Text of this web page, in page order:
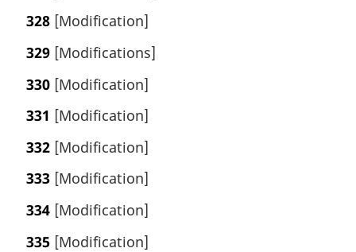
328 [Modification]
329 [Modifications]
330 [Modification]
331 [Modification]
332 [Modification]
333 [Modification]
334 [Modification]
335 [Modification]